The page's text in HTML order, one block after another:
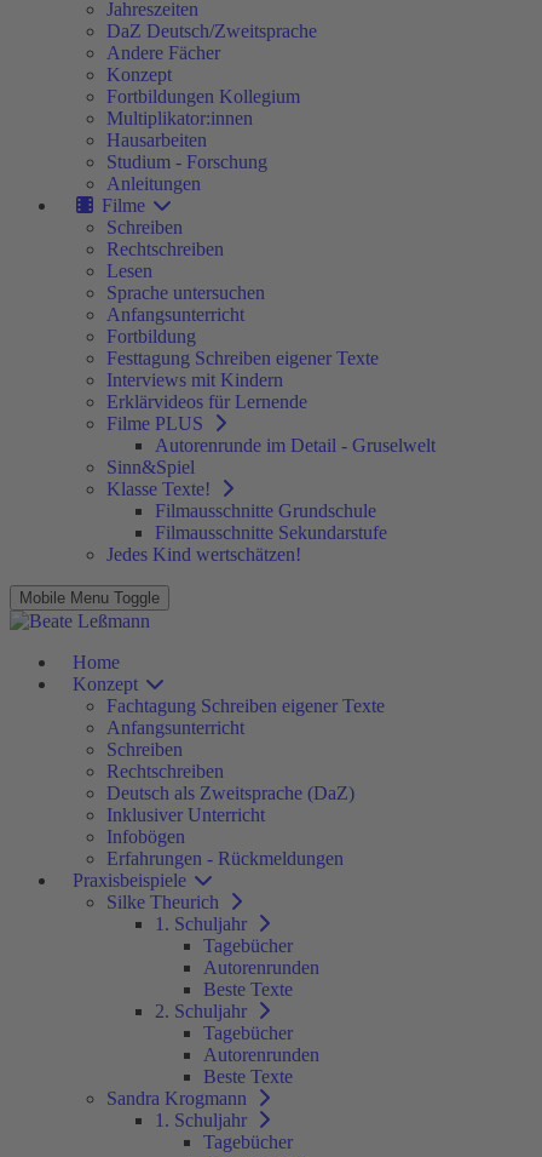
Jahreszeiten
DaZ Deutsch/Zweitsprache
Andere Fächer
Konzept
Fortbildungen Kollegium
Multiplikator:innen
Hausarbeiten
Studium - Forschung
Anleitungen
Filme
Schreiben
Rechtschreiben
Lesen
Sprache untersuchen
Anfangsunterricht
Fortbildung
Festtagung Schreiben eigener Texte
Interviews mit Kindern
Erklärvideos für Lernende
Filme PLUS
Autorenrunde im Detail - Gruselwelt
Sinn&Spiel
Klasse Texte!
Filmausschnitte Grundschule
Filmausschnitte Sekundarstufe
Jedes Kind wertschätzen!
Mobile Menu Toggle
Home
Konzept
Fachtagung Schreiben eigener Texte
Anfangsunterricht
Schreiben
Rechtschreiben
Deutsch als Zweitsprache (DaZ)
Inklusiver Unterricht
Infobögen
Erfahrungen - Rückmeldungen
Praxisbeispiele
Silke Theurich
1. Schuljahr
Tagebücher
Autorenrunden
Beste Texte
2. Schuljahr
Tagebücher
Autorenrunden
Beste Texte
Sandra Krogmann
1. Schuljahr
Tagebücher